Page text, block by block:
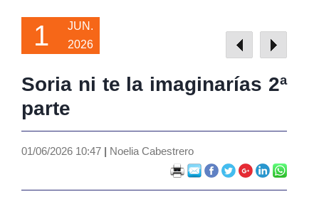
1
JUN.
2026
Soria ni te la imaginarías 2ª
parte
01/06/2026 10:47 | Noelia Cabestrero